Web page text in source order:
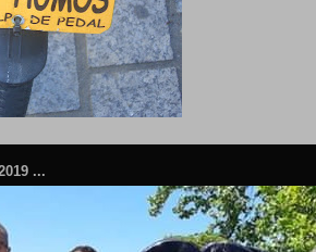
...